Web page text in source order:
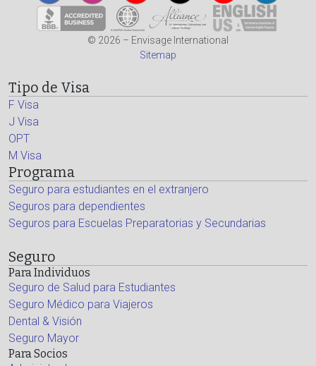
© 2026 – Envisage International
Sitemap
Tipo de Visa
F Visa
J Visa
OPT
M Visa
Programa
Seguro para estudiantes en el extranjero
Seguros para dependientes
Seguros para Escuelas Preparatorias y Secundarias
Seguro
Para Individuos
Seguro de Salud para Estudiantes
Seguro Médico para Viajeros
Dental & Visión
Seguro Mayor
Para Socios